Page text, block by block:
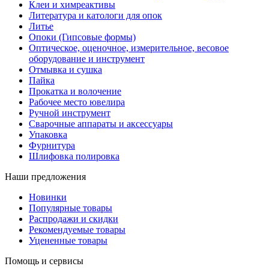
Клеи и химреактивы
Литература и катологи для опок
Литье
Опоки (Гипсовые формы)
Оптическое, оценочное, измерительное, весовое
оборудование и инструмент
Отмывка и сушка
Пайка
Прокатка и волочение
Рабочее место ювелира
Ручной инструмент
Сварочные аппараты и аксессуары
Упаковка
Фурнитура
Шлифовка полировка
Наши предложения
Новинки
Популярные товары
Распродажи и скидки
Рекомендуемые товары
Уцененные товары
Помощь и сервисы